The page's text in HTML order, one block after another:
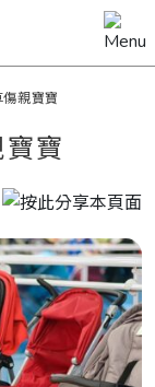
親寶寶
寶